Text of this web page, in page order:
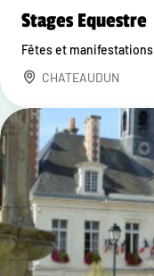
Stages Equestre
Fêtes et manifestations
CHATEAUDUN